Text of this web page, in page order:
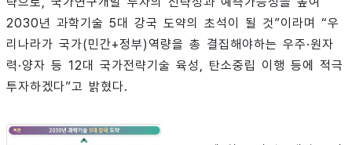
2030년 과학기술 5대 강국 도약의 초석이 될 것”이라며 “우
리나라가 국가(민간+정부)역량을 총 결집해야하는 우주·원자
력·양자 등 12대 국가전략기술 육성, 탄소중립 이행 등에 적극
투자하겠다”고 밝혔다.